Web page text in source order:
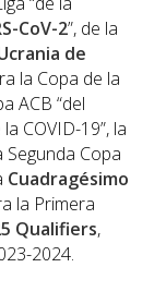
CoV-2”, de la
de
la Copa de la
ACB “del
COVID-19”, la
Segunda Copa
Cuadragésimo
la Primera
Qualifiers,
2024.